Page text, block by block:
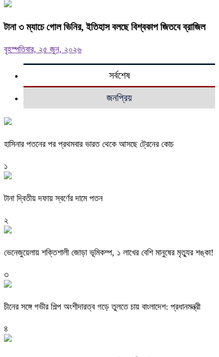
টানা ৩ ম্যাচে গোল ভিনির, ইতিহাস বলছে বিশ্বকাপ জিতবে ব্রাজিল
বৃহস্পতিবার, ২৫ জুন, ২০২৬
সর্বশেষ
জনপ্রিয়
হাসিনার পতনের পর প্রথমবার ভারত থেকে আসছে ট্রেনের কোচ
১
টানা দ্বিতীয় দফায় স্বর্ণের দামে পতন
২
ভেনেজুয়েলায় শক্তিশালী জোড়া ভূমিকম্প, ১ লাখের বেশি মানুষের মৃত্যুর শঙ্কা!
৩
চীনের সঙ্গে গভীর শিল্প অংশীদারত্ব গড়ে তুলতে চায় বাংলাদেশ: প্রধানমন্ত্রী
৪